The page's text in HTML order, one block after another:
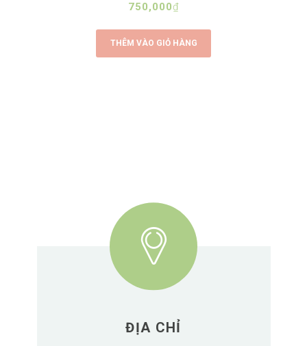
750,000₫
THÊM VÀO GIỎ HÀNG
ĐỊA CHỈ